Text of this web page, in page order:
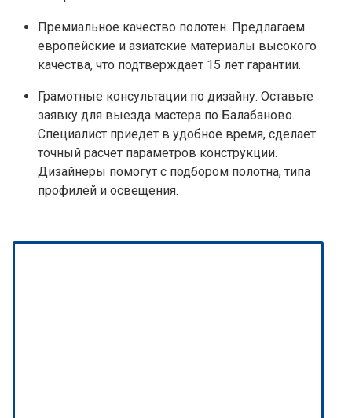
Премиальное качество полотен. Предлагаем
европейские и азиатские материалы высокого
качества, что подтверждает 15 лет гарантии.
Грамотные консультации по дизайну. Оставьте
заявку для выезда мастера по Балабаново.
Специалист приедет в удобное время, сделает
точный расчет параметров конструкции.
Дизайнеры помогут с подбором полотна, типа
профилей и освещения.